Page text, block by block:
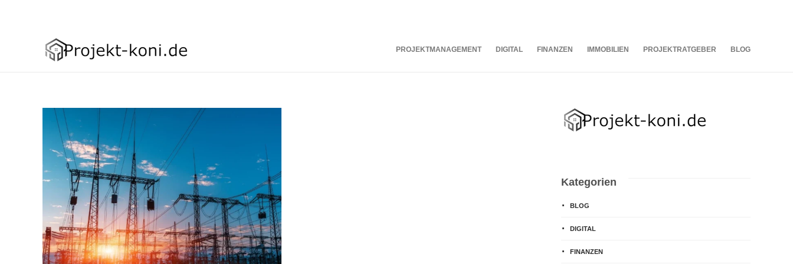
PROJEKTMANAGEMENT DIGITAL FINANZEN IMMOBILIEN PROJEKTRATGEBER BLOG
Kategorien
BLOG
DIGITAL
FINANZEN